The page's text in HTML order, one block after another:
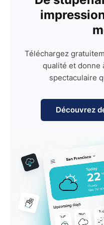
Téléchargez
qualité et donne
spectaculaire
Découvrez